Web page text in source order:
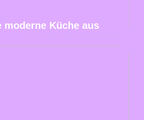
moderne Küche aus